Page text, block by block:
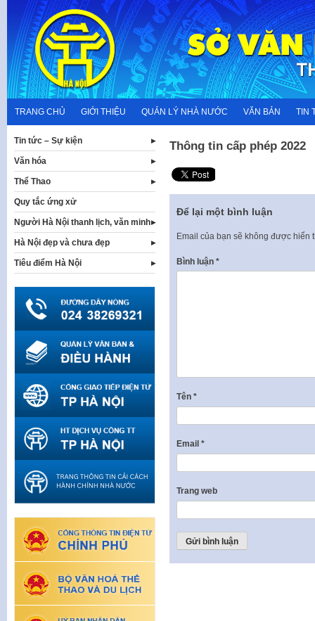
content
TRANG CHỦ GIỚI THIỆU QUẢN LÝ NHÀ NƯỚC VĂN BẢN TIN
Thông tin cấp phép 2022
Để lại một bình luận
Email của bạn sẽ không được hiển
Bình luận *
Tên *
Email *
Trang web
Tin tức – Sự kiện
Văn hóa
Thể Thao
Quy tắc ứng xử
Người Hà Nội thanh lịch, văn minh
Hà Nội đẹp và chưa đẹp
Tiêu điểm Hà Nội